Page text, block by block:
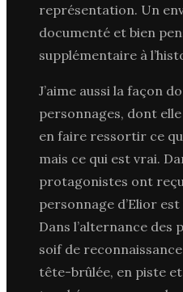
représentation. Un
documenté et bien
supplémentaire à
J’aime aussi la façon
personnages, dont
en faire ressortir ce
mais ce qui est vrai.
protagonistes ont
personnage d’Elior
Dans l’alternance des
soif de
tête-brûlée, en piste et